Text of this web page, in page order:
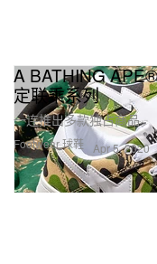
Footwear 球鞋
A BATHING
定联乘系列
一连推出多款独占商品。
Apr 5, 2020